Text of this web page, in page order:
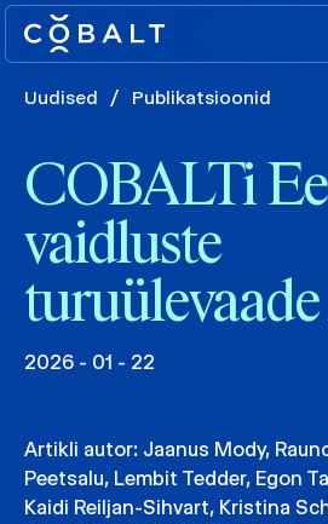
Uudised / Publikatsioonid
COBALTi
vaidluste
turuülevaade
2026 - 01 - 22
Artikli autor: Jaanus Mody,
Peetsalu, Lembit Tedder, Egon
Kaidi Reiljan-Sihvart, Kristina